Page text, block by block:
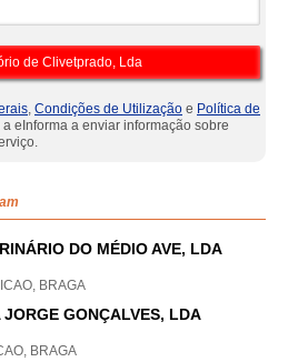
, Condições de Utilização e Política de
a eInforma a enviar informação sobre
DO MÉDIO AVE, LDA
BRAGA
GONÇALVES, LDA
BRAGA